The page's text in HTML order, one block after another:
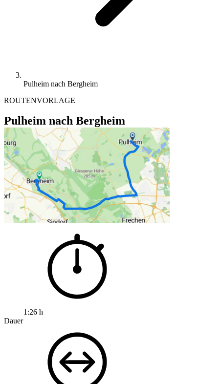
Pulheim nach Bergheim
ROUTENVORLAGE
Pulheim nach Bergheim
1:26 h
Dauer